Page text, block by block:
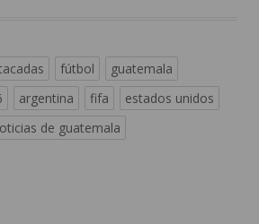
fútbol
guatemala
argentina fifa
estados unidos
de guatemala